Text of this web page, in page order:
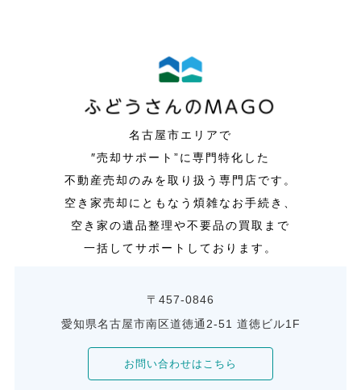
名古屋市エリアで
″売却サポート”に専門特化した
不動産売却のみを取り扱う専門店です。
空き家売却にともなう煩雑なお手続き、
空き家の遺品整理や不要品の買取まで
一括してサポートしております。
〒457-0846
愛知県名古屋市南区道徳通2-51 道徳ビル1F
お問い合わせはこちら